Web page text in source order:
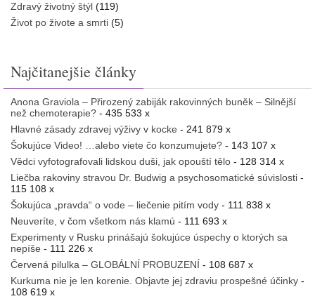
Zdravý životný štýl (119)
Život po živote a smrti (5)
Najčitanejšie články
Anona Graviola – Přirozený zabiják rakovinných buněk – Silnější
než chemoterapie? - 435 533 x
Hlavné zásady zdravej výživy v kocke - 241 879 x
Šokujúce Video! …alebo viete čo konzumujete? - 143 107 x
Vědci vyfotografovali lidskou duši, jak opouští tělo - 128 314 x
Liečba rakoviny stravou Dr. Budwig a psychosomatické súvislosti -
115 108 x
Šokujúca „pravda“ o vode – liečenie pitím vody - 111 838 x
Neuveríte, v čom všetkom nás klamú - 111 693 x
Experimenty v Rusku prinášajú šokujúce úspechy o ktorých sa
nepíše - 111 226 x
Červená pilulka – GLOBÁLNÍ PROBUZENÍ - 108 687 x
Kurkuma nie je len korenie. Objavte jej zdraviu prospešné účinky -
108 619 x